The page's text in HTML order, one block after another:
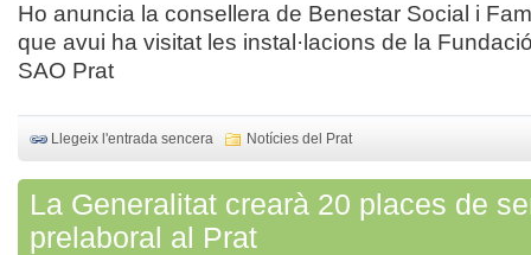
Ho anuncia la consellera de Benestar Social i
que avui ha visitat les instal·lacions de la
SAO Prat
Llegeix l'entrada sencera Notícies del Prat
La Generalitat crearà 20 places de
prelaboral al Prat